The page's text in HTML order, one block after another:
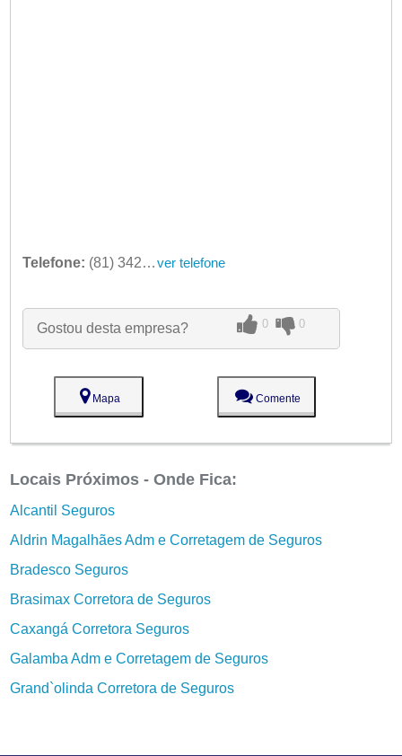
Telefone: (81) 3423-0522 ver telefone
Gostou desta empresa? 0 0
Mapa Comente
Locais Próximos - Onde Fica:
Alcantil Seguros
Aldrin Magalhães Adm e Corretagem de Seguros
Bradesco Seguros
Brasimax Corretora de Seguros
Caxangá Corretora Seguros
Galamba Adm e Corretagem de Seguros
Grand`olinda Corretora de Seguros